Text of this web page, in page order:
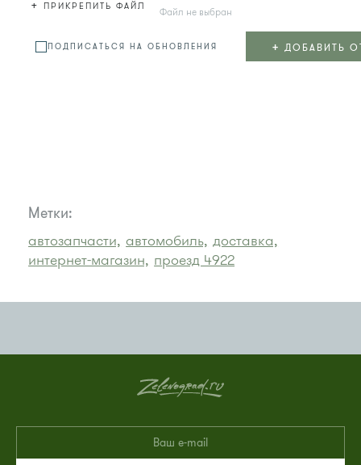
+ ПРИКРЕПИТЬ ФАЙЛ Файл не выбран
ПОДПИСАТЬСЯ НА ОБНОВЛЕНИЯ + ДОБАВИТЬ
Метки:
автозапчасти, автомобиль, доставка,
интернет-магазин, проезд 4922